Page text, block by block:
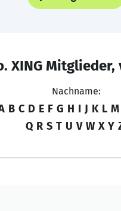
XING Mitglieder,
Nachname:
B C D E F G H I J K L M
Q R S T U V W X Y